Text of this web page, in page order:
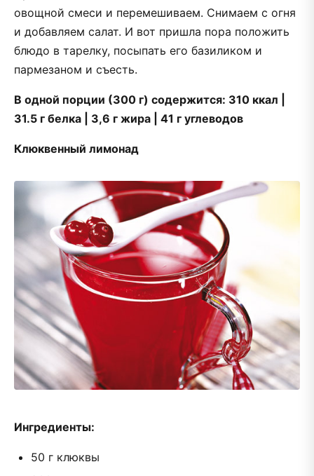
овощной смеси и перемешиваем. Снимаем с огня
и добавляем салат. И вот пришла пора положить
блюдо в тарелку, посыпать его базиликом и
пармезаном и съесть.
В одной порции (300 г) содержится: 310 ккал |
31.5 г белка | 3,6 г жира | 41 г углеводов
Клюквенный лимонад
Ингредиенты:
50 г клюквы